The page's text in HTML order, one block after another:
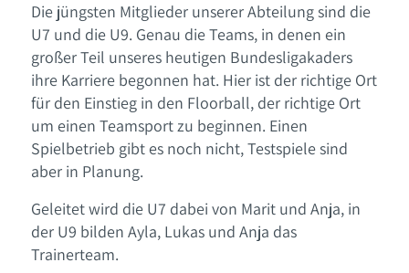
Die jüngsten Mitglieder unserer Abteilung sind die
U7 und die U9. Genau die Teams, in denen ein
großer Teil unseres heutigen Bundesligakaders
ihre Karriere begonnen hat. Hier ist der richtige Ort
für den Einstieg in den Floorball, der richtige Ort
um einen Teamsport zu beginnen. Einen
Spielbetrieb gibt es noch nicht, Testspiele sind
aber in Planung.
Geleitet wird die U7 dabei von Marit und Anja, in
der U9 bilden Ayla, Lukas und Anja das
Trainerteam.